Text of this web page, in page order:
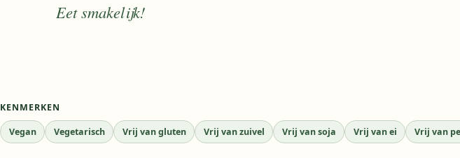
Eet smakelijk!
KENMERKEN
Vegan Vegetarisch Vrij van gluten Vrij van zuivel Vrij van soja Vrij van ei Vrij van